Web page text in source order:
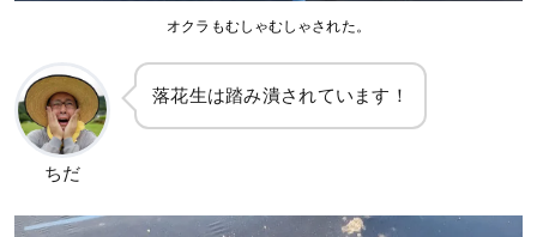
オクラもむしゃむしゃされた。
ちだ
落花生は踏み潰されています！